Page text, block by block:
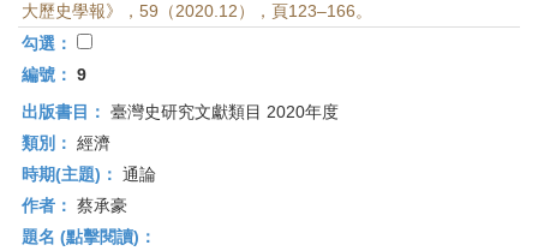
大歷史學報》，59（2020.12），頁123–166。
勾選：
編號： 9
出版書目： 臺灣史研究文獻類目 2020年度
類別： 經濟
時期(主題)： 通論
作者： 蔡承豪
題名 (點擊閱讀)：